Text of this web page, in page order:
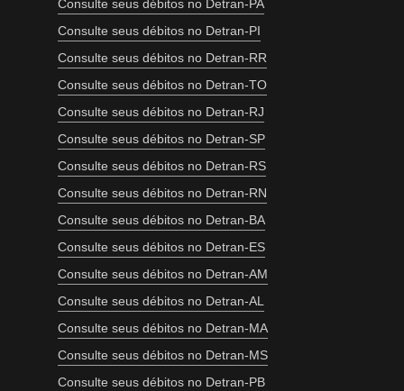
Consulte seus débitos no Detran-PA
Consulte seus débitos no Detran-PI
Consulte seus débitos no Detran-RR
Consulte seus débitos no Detran-TO
Consulte seus débitos no Detran-RJ
Consulte seus débitos no Detran-SP
Consulte seus débitos no Detran-RS
Consulte seus débitos no Detran-RN
Consulte seus débitos no Detran-BA
Consulte seus débitos no Detran-ES
Consulte seus débitos no Detran-AM
Consulte seus débitos no Detran-AL
Consulte seus débitos no Detran-MA
Consulte seus débitos no Detran-MS
Consulte seus débitos no Detran-PB